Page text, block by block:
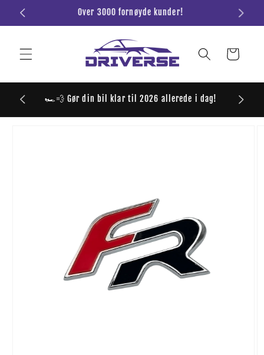
Gå til
Over 3000 fornøyde kunder!
Handlevogn
699,- 🏎️💨 Gør din bil klar til 2026 allerede i dag!